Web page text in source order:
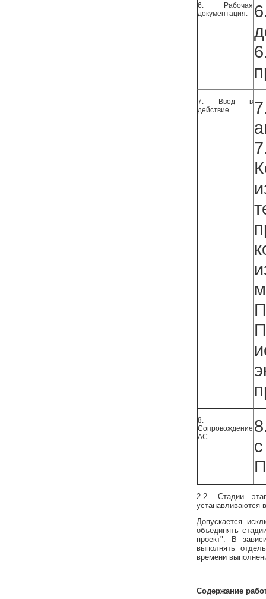
6. Рабочая
документация.
7. Ввод в
действие.
8.
Сопровождение
АС
2.2. Стадии
устанавливаются
Допускается
объединять
проект". В
выполнять
времени
Содержание